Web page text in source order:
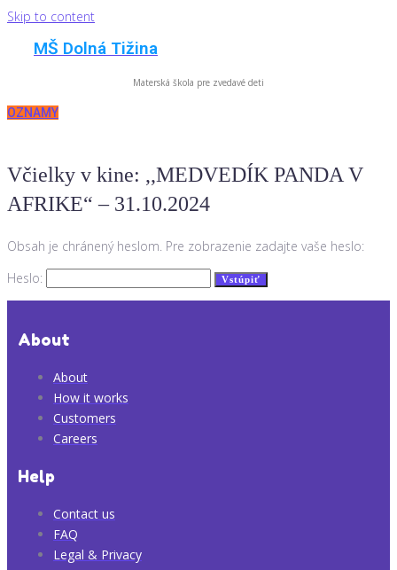
Skip to content
MŠ Dolná Tižina
Materská škola pre zvedavé deti
OZNAMY
Včielky v kine: ,,MEDVEDÍK PANDA V
AFRIKE“ – 31.10.2024
Obsah je chránený heslom. Pre zobrazenie zadajte vaše heslo:
Heslo:
About
About
How it works
Customers
Careers
Help
Contact us
FAQ
Legal & Privacy